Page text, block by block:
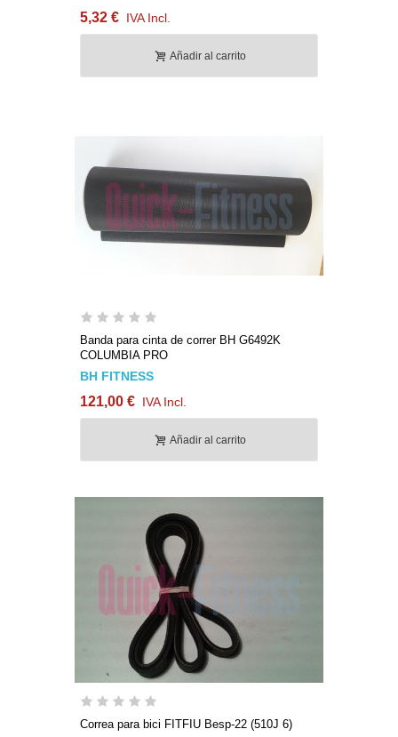
5,32 € IVA Incl.
Añadir al carrito
Banda para cinta de correr BH G6492K
COLUMBIA PRO
BH FITNESS
121,00 € IVA Incl.
Añadir al carrito
Correa para bici FITFIU Besp-22 (510J 6)